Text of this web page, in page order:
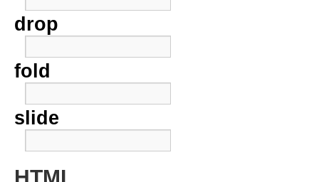
drop
fold
slide